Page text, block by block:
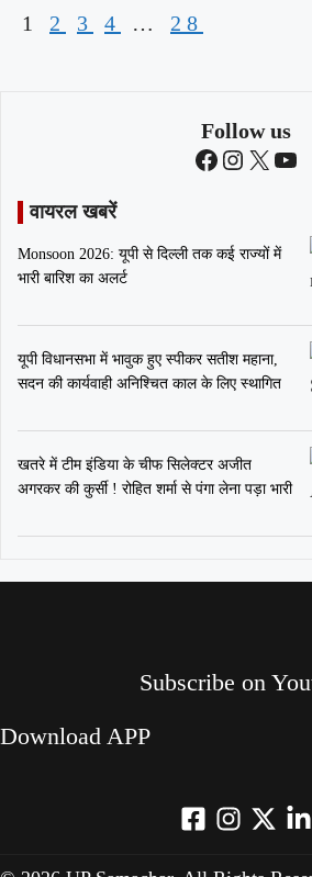
1 2 3 4 … 28
Follow us
Facebook
Instagram
X
वायरल खबरें
Monsoon 2026: यूपी से दिल्ली तक कई राज्यों में
भारी बारिश का अलर्ट
यूपी विधानसभा में भावुक हुए स्पीकर सतीश महाना,
सदन की कार्यवाही अनिश्चित काल के लिए स्थागित
खतरे में टीम इंडिया के चीफ सिलेक्टर अजीत
अगरकर की कुर्सी ! रोहित शर्मा से पंगा लेना पड़ा भारी
Subscribe on
Download APP